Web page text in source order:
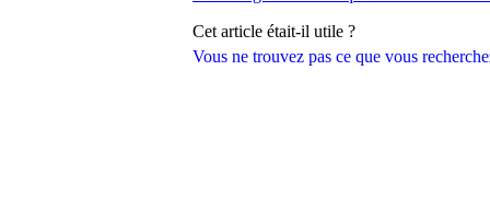
Vous ne trouvez pas ce que vous
Cet article était-il utile ?